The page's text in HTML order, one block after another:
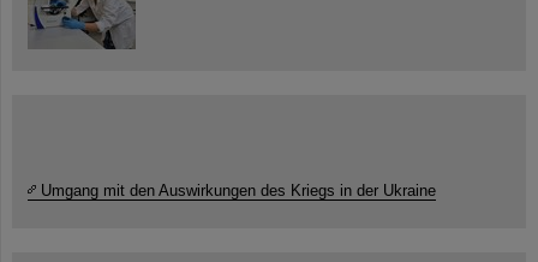
Umgang mit den Auswirkungen des Kriegs in der Ukraine